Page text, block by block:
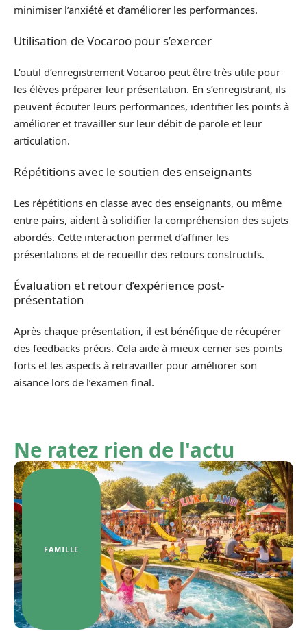
minimiser l’anxiété et d’améliorer les performances.
Utilisation de Vocaroo pour s’exercer
L’outil d’enregistrement Vocaroo peut être très utile pour
les élèves préparer leur présentation. En s’enregistrant, ils
peuvent écouter leurs performances, identifier les points à
améliorer et travailler sur leur débit de parole et leur
articulation.
Répétitions avec le soutien des enseignants
Les répétitions en classe avec des enseignants, ou même
entre pairs, aident à solidifier la compréhension des sujets
abordés. Cette interaction permet d’affiner les
présentations et de recueillir des retours constructifs.
Évaluation et retour d’expérience post-
présentation
Après chaque présentation, il est bénéfique de récupérer
des feedbacks précis. Cela aide à mieux cerner ses points
forts et les aspects à retravailler pour améliorer son
aisance lors de l’examen final.
Ne ratez rien de l'actu
FAMILLE